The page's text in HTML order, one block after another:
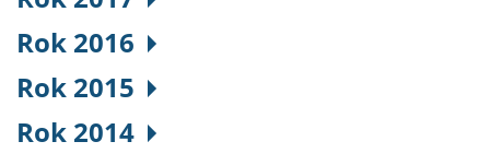
Rok 2016
Rok 2015
Rok 2014